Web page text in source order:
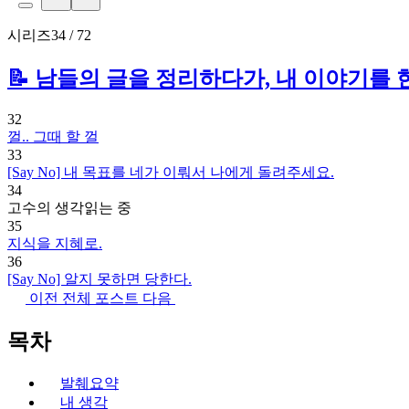
시리즈34 / 72
📝 남들의 글을 정리하다가, 내 이야기를
32
껄.. 그때 할 껄
33
[Say No] 내 목표를 네가 이뤄서 나에게 돌려주세요.
34
고수의 생각읽는 중
35
지식을 지혜로.
36
[Say No] 알지 못하면 당한다.
이전 전체 포스트 다음
목차
발췌요약
내 생각